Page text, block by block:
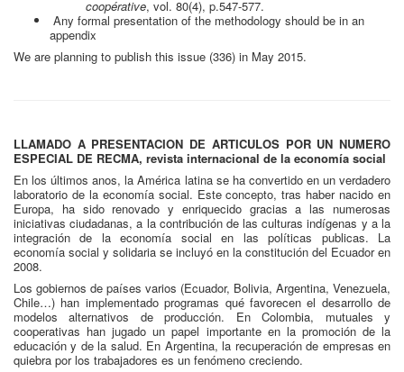
coopérative, vol. 80(4), p.547-577.
Any formal presentation of the methodology should be in an
appendix
We are planning to publish this issue (336) in May 2015.
LLAMADO A PRESENTACION DE ARTICULOS POR UN NUMERO
ESPECIAL DE RECMA, revista internacional de la economía social
En los últimos anos, la América latina se ha convertido en un verdadero
laboratorio de la economía social. Este concepto, tras haber nacido en
Europa, ha sido renovado y enriquecido gracias a las numerosas
iniciativas ciudadanas, a la contribución de las culturas indígenas y a la
integración de la economía social en las políticas publicas. La
economía social y solidaria se incluyó en la constitución del Ecuador en
2008.
Los gobiernos de países varios (Ecuador, Bolivia, Argentina, Venezuela,
Chile…) han implementado programas qué favorecen el desarrollo de
modelos alternativos de producción. En Colombia, mutuales y
cooperativas han jugado un papel importante en la promoción de la
educación y de la salud. En Argentina, la recuperación de empresas en
quiebra por los trabajadores es un fenómeno creciendo.